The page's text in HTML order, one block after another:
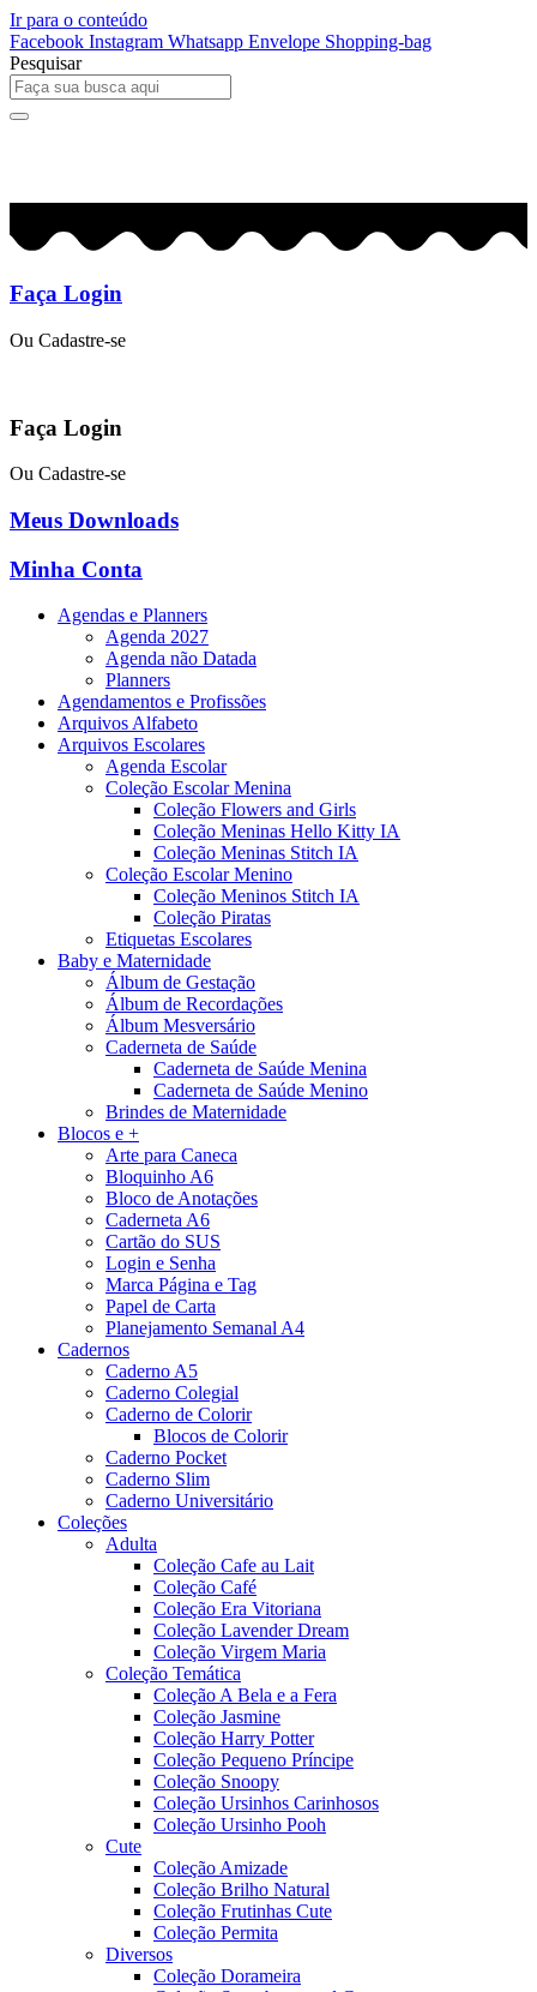
Ir para o conteúdo
Facebook Instagram Whatsapp Envelope Shopping-bag
Pesquisar
Faça Login
Ou Cadastre-se
Faça Login
Ou Cadastre-se
Meus Downloads
Minha Conta
Agendas e Planners
Agenda 2027
Agenda não Datada
Planners
Agendamentos e Profissões
Arquivos Alfabeto
Arquivos Escolares
Agenda Escolar
Coleção Escolar Menina
Coleção Flowers and Girls
Coleção Meninas Hello Kitty IA
Coleção Meninas Stitch IA
Coleção Escolar Menino
Coleção Meninos Stitch IA
Coleção Piratas
Etiquetas Escolares
Baby e Maternidade
Álbum de Gestação
Álbum de Recordações
Álbum Mesversário
Caderneta de Saúde
Caderneta de Saúde Menina
Caderneta de Saúde Menino
Brindes de Maternidade
Blocos e +
Arte para Caneca
Bloquinho A6
Bloco de Anotações
Caderneta A6
Cartão do SUS
Login e Senha
Marca Página e Tag
Papel de Carta
Planejamento Semanal A4
Cadernos
Caderno A5
Caderno Colegial
Caderno de Colorir
Blocos de Colorir
Caderno Pocket
Caderno Slim
Caderno Universitário
Coleções
Adulta
Coleção Cafe au Lait
Coleção Café
Coleção Era Vitoriana
Coleção Lavender Dream
Coleção Virgem Maria
Coleção Temática
Coleção A Bela e a Fera
Coleção Jasmine
Coleção Harry Potter
Coleção Pequeno Príncipe
Coleção Snoopy
Coleção Ursinhos Carinhosos
Coleção Ursinho Pooh
Cute
Coleção Amizade
Coleção Brilho Natural
Coleção Frutinhas Cute
Coleção Permita
Diversos
Coleção Dorameira